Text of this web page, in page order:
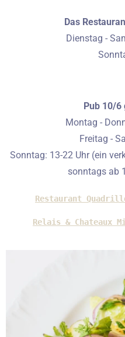
Das
Dienstag -
Pub 10/6
Montag -
Freitag -
Sonntag: 13-22 Uhr (ein
sonntags ab
Restaurant
Relais & Chateaux